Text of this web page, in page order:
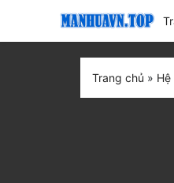
Trang chủ » Hệ